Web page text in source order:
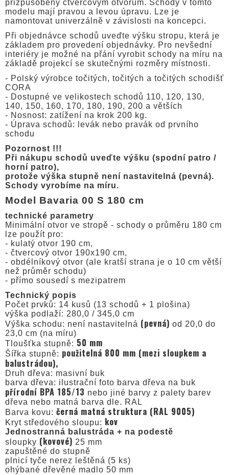
přizpůsobeny čtvercovým otvorům. Schody v tomto
modelu mají pravou a levou úpravu. Lze je
namontovat univerzálně v závislosti na koncepci.
Při objednávce schodů uveďte výšku stropu, která je
základem pro provedení objednávky. Pro nevšední
interiéry je možné na přání vyrobit schody na míru na
základě projekcí se skutečnými rozměry místnosti.
- Polský výrobce točitých, točitých a točitých schodišť
CORA
- Dostupné ve velikostech schodů 110, 120, 130,
140, 150, 160, 170, 180, 190, 200 a větších
- Nosnost: zatížení na krok 200 kg.
- Úprava schodů: levák nebo pravák od prvního
schodu
Pozornost !!!
Při nákupu schodů uveďte výšku (spodní patro /
horní patro),
protože výška stupně není nastavitelná (pevná).
Schody vyrobíme na míru.
Model Bavaria 00 S 180 cm
technické parametry
Minimální otvor ve stropě - schody o průměru 180 cm
lze použít pro:
- kulatý otvor 190 cm,
- čtvercový otvor 190x190 cm,
- obdélníkový otvor (ale kratší strana je o 10 cm větší
než průměr schodu)
- přímo sousedí s mezipatrem
Technický popis
Počet prvků: 14 kusů (13 schodů + 1 plošina)
výška podlaží: 280,0 / 345,0 cm
Výška schodu: není nastavitelná (pevná) od 20,0 do
23,0 cm (na míru)
Tloušťka stupně: 50 mm
Šířka stupně: použitelná 800 mm (mezi sloupkem a
balustrádou),
Druh dřeva: masivní buk
barva dřeva: ilustrační foto barva dřeva na buk
přírodní BPA 185/13 nebo jiné barvy z palety barev
dřeva nebo matná barva dle. RAL
Barva kovu: černá matná struktura (RAL 9005)
Kryt středového sloupu: kov
Jednostranná balustráda + na podestě
sloupky (kovové) 25 mm
zapuštěné do stupně
plnicí tyče nerez leštěná (5 ks)
ohýbané dřevěné madlo 50 mm